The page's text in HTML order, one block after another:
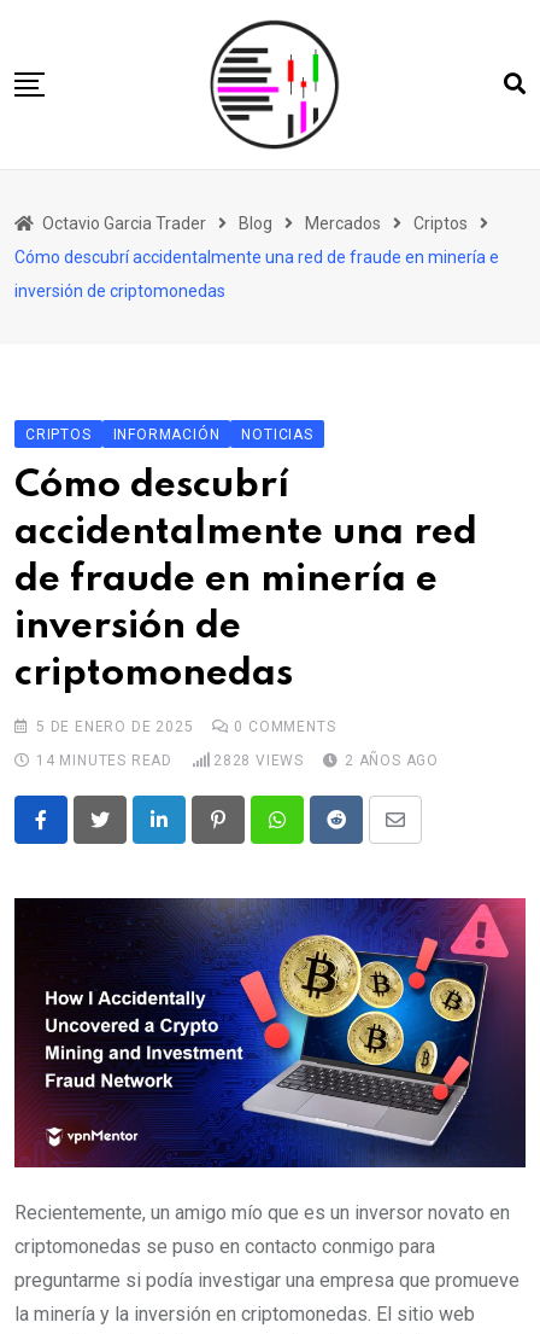
content
Bio
OGT
Octavio Garcia Trader Blog Mercados
Criptos
Cómo descubrí accidentalmente una red de fraude en minería e
inversión de criptomonedas
CRIPTOS INFORMACIÓN NOTICIAS
Cómo descubrí
accidentalmente una red
de fraude en minería e
inversión de
criptomonedas
5 DE ENERO DE 2025 0 COMMENTS
14 MINUTES READ
2828 VIEWS 2 AÑOS AGO
LinkedIn PinterestWhatsappRedditShare
Email
Recientemente, un amigo mío que es un inversor novato en
criptomonedas se puso en contacto conmigo para
preguntarme si podía investigar una empresa que promueve
la minería y la inversión en criptomonedas. El sitio web